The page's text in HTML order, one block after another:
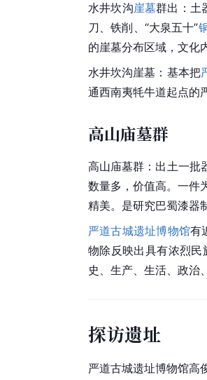
水井坎沟崖墓群出：土
刀、铁削、“大泉五十”
的崖墓分布区域，文化
水井坎沟崖墓 ：基本把
通西南夷牦牛道起点的
高山庙墓群
高山庙墓群：出土一批
数量多，价值高。一件
精美。是研究巴蜀漆器
严道古城遗址博物馆有
物除反映出具有浓烈民
史、生产、生活、政治
探访遗址
严道古城遗址博物馆高